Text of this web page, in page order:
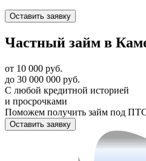
Оставить заявку
Частный займ в
от 10 000 руб.
до 30 000 000 руб.
С любой кредитной историей
и просрочками
Поможем получить займ под
Оставить заявку